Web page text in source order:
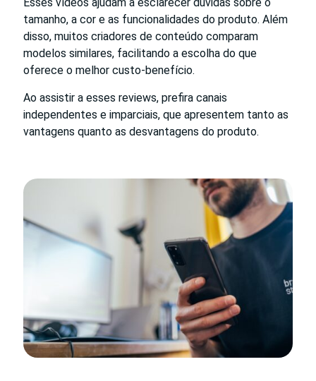
tamanho, a cor e as funcionalidades do produto. Além
disso, muitos criadores de conteúdo comparam
modelos similares, facilitando a escolha do que
oferece o melhor custo-benefício.
Ao assistir a esses reviews, prefira canais
independentes e imparciais, que apresentem tanto as
vantagens quanto as desvantagens do produto.